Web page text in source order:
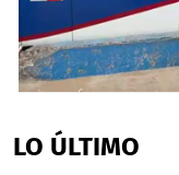
of
12
LO ÚLTIMO